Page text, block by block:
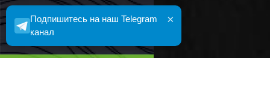
×
Подпишитесь на наш Telegram
канал